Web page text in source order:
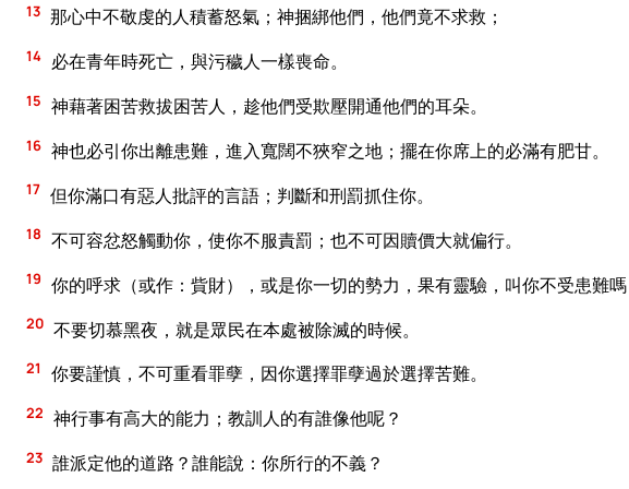
13 那心中不敬虔的人積蓄怒氣；神捆綁他們，他們竟不求救；
14 必在青年時死亡，與污穢人一樣喪命。
15 神藉著困苦救拔困苦人，趁他們受欺壓開通他們的耳朵。
16 神也必引你出離患難，進入寬闊不狹窄之地；擺在你席上的必滿有肥甘。
17 但你滿口有惡人批評的言語；判斷和刑罰抓住你。
18 不可容忿怒觸動你，使你不服責罰；也不可因贖價大就偏行。
19 你的呼求（或作：貲財），或是你一切的勢力，果有靈驗，叫你不受患難嗎
20 不要切慕黑夜，就是眾民在本處被除滅的時候。
21 你要謹慎，不可重看罪孽，因你選擇罪孽過於選擇苦難。
22 神行事有高大的能力；教訓人的有誰像他呢？
23 誰派定他的道路？誰能說：你所行的不義？